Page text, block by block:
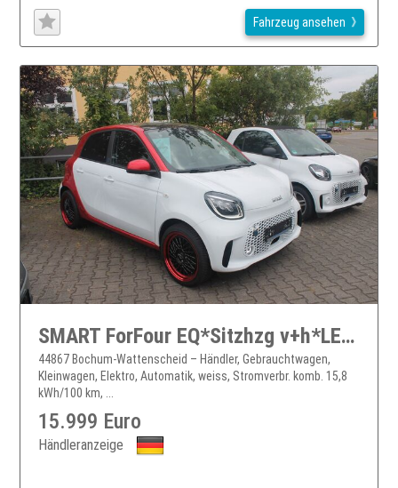
Fahrzeug ansehen
SMART ForFour EQ*Sitzhzg v+h*LED*neue 17"+Allwetter*
44867 Bochum-Wattenscheid – Händler, Gebrauchtwagen,
Kleinwagen, Elektro, Automatik, weiss, Stromverbr. komb. 15,8
kWh/100 km, ...
15.999 Euro
Händleranzeige